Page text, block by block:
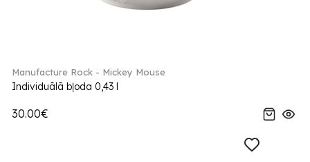
Manufacture Rock - Mickey Mouse
Individuālā bļoda 0,43 l
30.00€